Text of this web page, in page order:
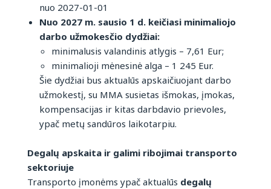
nuo 2027-01-01
Nuo 2027 m. sausio 1 d. keičiasi minimaliojo
darbo užmokesčio dydžiai:
minimalusis valandinis atlygis – 7,61 Eur;
minimalioji mėnesinė alga – 1 245 Eur.
Šie dydžiai bus aktualūs apskaičiuojant darbo
užmokestį, su MMA susietas išmokas, įmokas,
kompensacijas ir kitas darbdavio prievoles,
ypač metų sandūros laikotarpiu.
Degalų apskaita ir galimi ribojimai transporto
sektoriuje
Transporto įmonėms ypač aktualūs degalų